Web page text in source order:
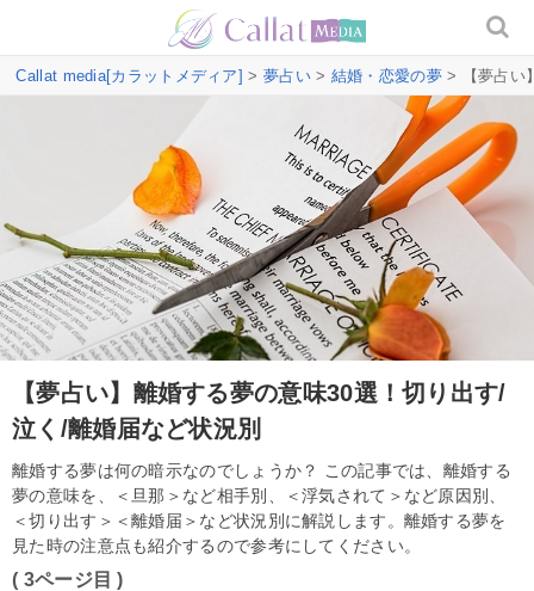
Callat media[カラットメディア] > 夢占い> 結婚・恋愛の夢> 【夢占い
【夢占い】離婚する夢の意味30選！切り出す/
泣く/離婚届など状況別
離婚する夢は何の暗示なのでしょうか？ この記事では、離婚する
夢の意味を、＜旦那＞など相手別、＜浮気されて＞など原因別、
＜切り出す＞＜離婚届＞など状況別に解説します。離婚する夢を
見た時の注意点も紹介するので参考にしてください。
( 3ページ目 )